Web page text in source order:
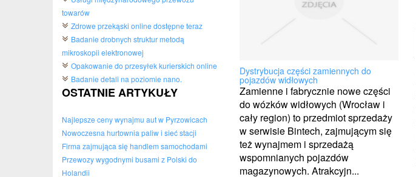
towarów
Zdrowe przekąski online dostępne teraz
Badanie drobnych struktur metodą
mikroskopii elektronowej
Opakowanie do przesyłek kurierskich online
Badanie detali na poziomie nano.
OSTATNIE ARTYKUŁY
Najlepsze ceny wynajmu aut w Pyrzowicach
Nowoczesna hurtownia paliw i sieć stacji
Firma zajmująca się handlem samochodami
Przewozy wygodnymi busami z Polski do
Holandii
Dystrybucja części zamiennych do
pojazdów widłowych
Zamienne i fabrycznie nowe części
do wózków widłowych (Wrocław i
cały region) to przedmiot sprzedaży
w serwisie Bintech, zajmującym się
też wynajmem i sprzedażą
wspomnianych pojazdów
magazynowych. Atrakcyjn...